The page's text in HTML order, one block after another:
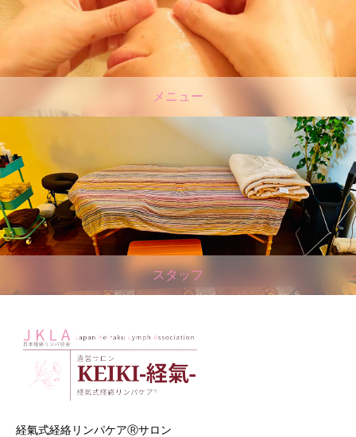
メニュー
スタッフ
経氣式経絡リンパケアⓇサロン